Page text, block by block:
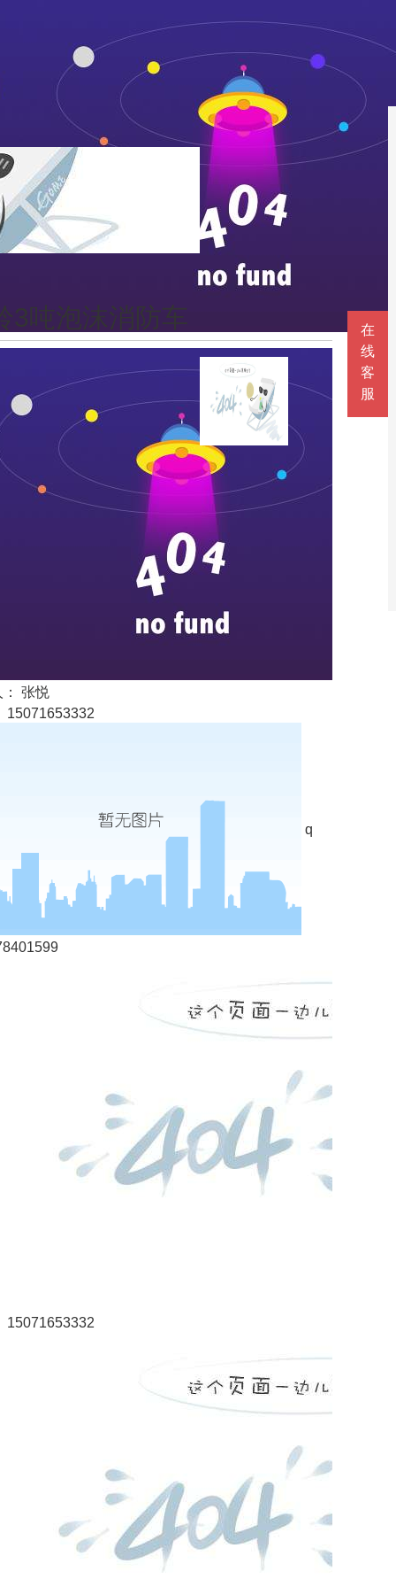
3吨泡沫消防车
： 张悦
15071653332
q
15071653332
在
线
客
服